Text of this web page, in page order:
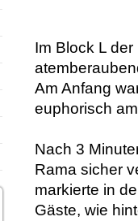
Im Block L
Am Anfang
euphorisch
Nach 3
Rama sicher
markierte in
Gäste, wie